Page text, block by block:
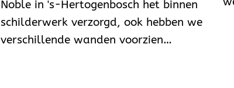
Noble in 's-Hertogenbosch het binnen
schilderwerk verzorgd, ook hebben we
verschillende wanden voorzien…